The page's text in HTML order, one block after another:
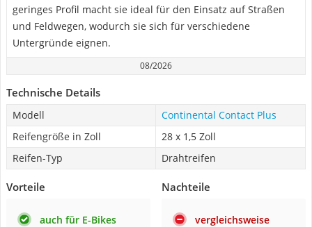
geringes Profil macht sie ideal für den Einsatz auf Straßen
und Feldwegen, wodurch sie sich für verschiedene
Untergründe eignen.
08/2026
Technische Details
Modell
Continental Contact Plus
Reifengröße in Zoll
28 x 1,5 Zoll
Reifen-Typ
Drahtreifen
Vorteile
auch für E-Bikes
Nachteile
vergleichsweise